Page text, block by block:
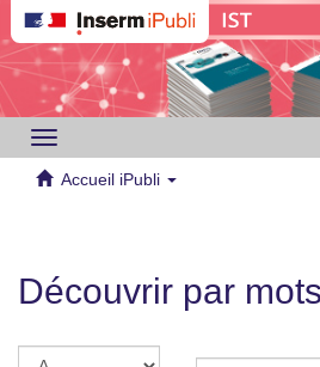
Toggle
navigation
Accueil iPubli
Découvrir par